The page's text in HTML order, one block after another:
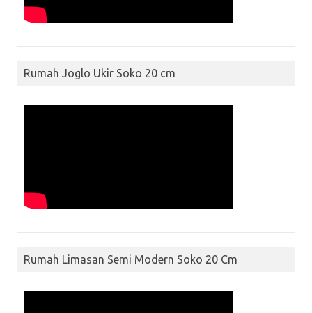
Rumah Joglo Ukir Soko 20 cm
Rumah Limasan Semi Modern Soko 20 Cm